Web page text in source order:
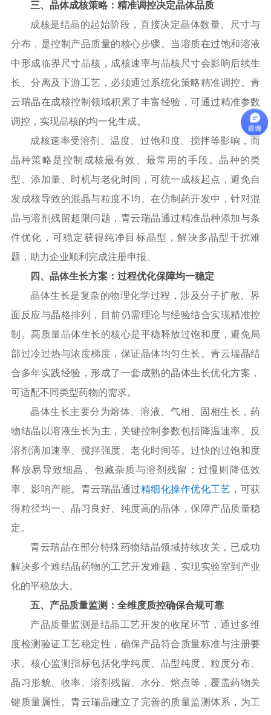
三、晶体成核策略：精准调控决定晶体品质
成核是结晶的起始阶段，直接决定晶体数量、尺寸与
分布，是控制产品质量的核心步骤。当溶质在过饱和溶液
中形成临界尺寸晶核，成核速率与晶核尺寸会影响后续生
长、分离及下游工艺，必须通过系统化策略精准调控。青
云瑞晶在成核控制领域积累了丰富经验，可通过精准参数
调控，实现晶核的均一化生成。
成核速率受溶剂、温度、过饱和度、搅拌等影响，而
晶种策略是控制成核最有效、最常用的手段。晶种的类
型、添加量、时机与老化时间，可统一成核起点，避免自
发成核导致的混晶与粒度不均。在仿制药开发中，针对混
晶与溶剂残留超限问题，青云瑞晶通过精准晶种添加与条
件优化，可稳定获得纯净目标晶型，解决多晶型干扰难
题，助力企业顺利完成注册申报。
四、晶体生长方案：过程优化保障均一稳定
晶体生长是复杂的物理化学过程，涉及分子扩散、界
面反应与晶格排列，目前仍需理论与经验结合实现精准控
制。高质量晶体生长的核心是平稳释放过饱和度，避免局
部过冷过热与浓度梯度，保证晶体均匀生长。青云瑞晶结
合多年实践经验，形成了一套成熟的晶体生长优化方案，
可适配不同类型药物的需求。
晶体生长主要分为熔体、溶液、气相、固相生长，药
物结晶以溶液生长为主，关键控制参数包括降温速率、反
溶剂滴加速率、搅拌强度、老化时间等。过快的过饱和度
释放易导致细晶、包藏杂质与溶剂残留；过慢则降低效
率、影响产能。青云瑞晶通过精细化操作优化工艺， 可获
得粒径均一、晶习良好、纯度高的晶体，保障产品质量稳
定。
青云瑞晶在部分特殊药物结晶领域持续攻关，已成功
解决多个难结晶药物的工艺开发难题，实现实验室到产业
化的平稳放大。
五、产品质量监测：全维度质控确保合规可靠
产品质量监测是结晶工艺开发的收尾环节，通过多维
度检测验证工艺稳定性，确保产品符合质量标准与注册要
求。核心监测指标包括化学纯度、晶型纯度、粒度分布、
晶习形貌、收率、溶剂残留、水分、熔点等，覆盖药物关
键质量属性。青云瑞晶建立了完善的质量监测体系，为工